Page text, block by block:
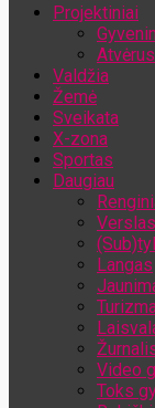
Projektiniai
Valdžia
Žemė
Sveikata
X-zona
Sportas
Daugiau
Verslas
Langas
Video
Toks